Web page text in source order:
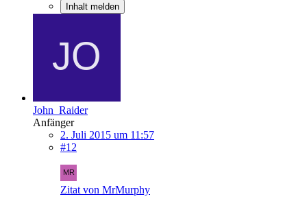
Inhalt melden
John_Raider
Anfänger
2. Juli 2015 um 11:57
#12
Zitat von MrMurphy